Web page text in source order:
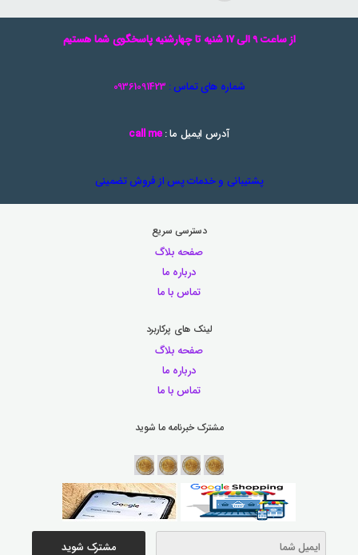
از ساعت 9 الی 17 شنیه تا چهارشنیه پاسخگوی شما هستیم
شماره های تماس : 09361091423
آدرس ایمیل ما :call me
پشتیبانی و خدمات پس از فروش تضمینی
دسترسی سریع
صفحه بلاگ
درباره ما
تماس با ما
لینک های پرکاربرد
صفحه بلاگ
درباره ما
تماس با ما
مشترک خبرنامه ما شوید